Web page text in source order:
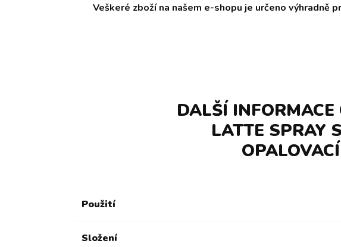
Veškeré zboží na našem e-shopu je určeno
DALŠÍ
LATTE SPRAY
Použití
Složení